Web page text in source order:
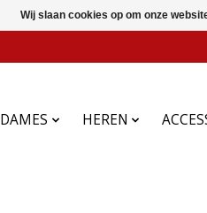
DAMES HEREN
Wij slaan cookies op om onze